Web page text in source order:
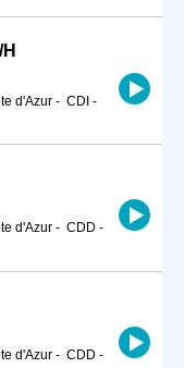
d'Azur - CDI -
d'Azur - CDD -
d'Azur - CDD -